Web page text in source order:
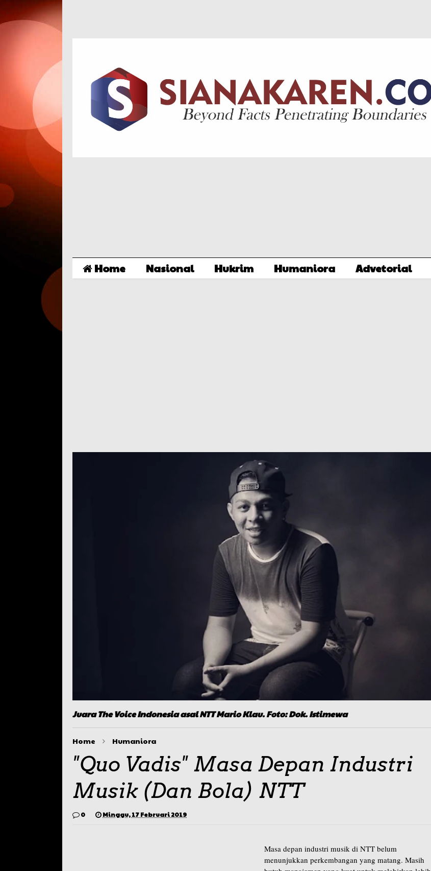
Home Nasional Hukrim Humaniora Advetorial
Juara The Voice Indonesia asal NTT Mario Klau. Foto:Dok. Istimewa
Home Humaniora
"Quo Vadis" Masa Depan Industri
Musik (Dan Bola) NTT
0 Minggu, 17 Februari 2019
Masa depan industri musik di NTT belum
menunjukkan perkembangan yang matang. Masih